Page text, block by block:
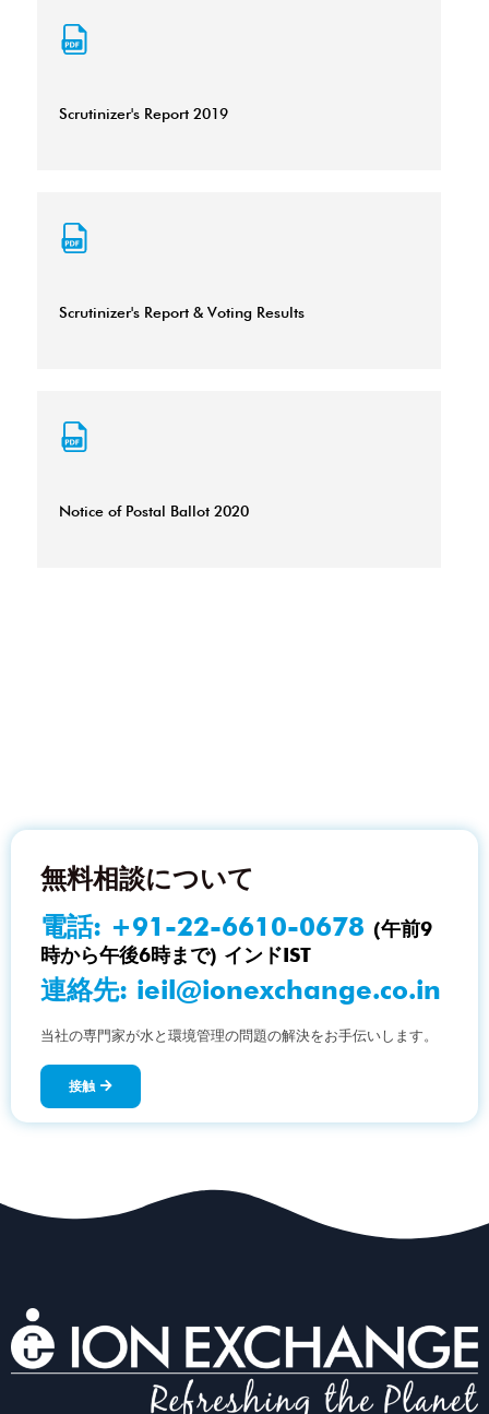
Scrutinizer's Report 2019
Scrutinizer's Report & Voting Results
Notice of Postal Ballot 2020
無料相談について
電話: +91-22-6610-0678 (午前9
時から午後6時まで) インドIST
連絡先: ieil@ionexchange.co.in
当社の専門家が水と環境管理の問題の解決をお手伝いします。
接触